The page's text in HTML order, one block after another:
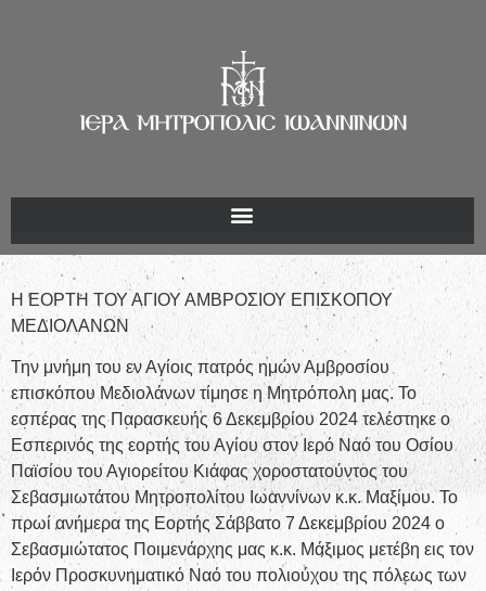
Η ΕΟΡΤΗ ΤΟΥ ΑΓΙΟΥ ΑΜΒΡΟΣΙΟΥ ΕΠΙΣΚΟΠΟΥ
ΜΕΔΙΟΛΑΝΩΝ
Την μνήμη του εν Αγίοις πατρός ημών Αμβροσίου
επισκόπου Μεδιολάνων τίμησε η Μητρόπολη μας. Το
εσπέρας της Παρασκευής 6 Δεκεμβρίου 2024 τελέστηκε ο
Εσπερινός της εορτής του Αγίου στον Ιερό Ναό του Οσίου
Παϊσίου του Αγιορείτου Κιάφας χοροστατούντος του
Σεβασμιωτάτου Μητροπολίτου Ιωαννίνων κ.κ. Μαξίμου. Το
πρωί ανήμερα της Εορτής Σάββατο 7 Δεκεμβρίου 2024 ο
Σεβασμιώτατος Ποιμενάρχης μας κ.κ. Μάξιμος μετέβη εις τον
Ιερόν Προσκυνηματικό Ναό του πολιούχου της πόλεως των